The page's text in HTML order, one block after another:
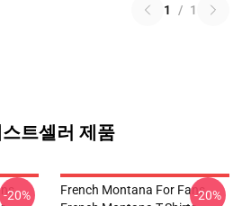
1 / 1
트셀러 제품
-20%
French Montana For Fans-20%